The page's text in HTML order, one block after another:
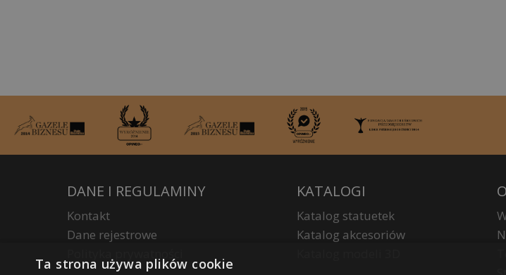
DANE I REGULAMINY
Kontakt
Dane rejestrowe
KATALOGI
Katalog statuetek
Katalog akcesoriów
Ta strona używa plików cookie